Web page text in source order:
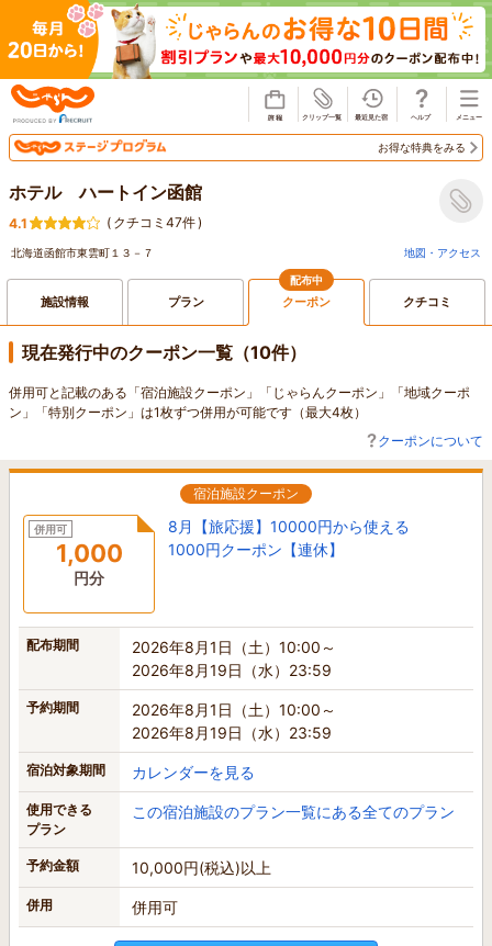
お得な特典をみる
ホテル ハートイン函館
4.1 ( クチコミ47件)
北海道函館市東雲町１３－７ 地図・アクセス
施設情報 プラン
配布中
クーポン クチコミ
現在発行中のクーポン一覧（10件）
併用可と記載のある「宿泊施設クーポン」「じゃらんクーポン」「地域クーポ
ン」「特別クーポン」は1枚ずつ併用が可能です（最大4枚）
クーポンについて
宿泊施設クーポン
併用可
1,000
円分
8月【旅応援】10000円から使える
1000円クーポン【連休】
配布期間
2026年8月1日（土）10:00～
2026年8月19日（水）23:59
予約期間
2026年8月1日（土）10:00～
2026年8月19日（水）23:59
宿泊対象期間 カレンダーを見る
使用できる
プラン
この宿泊施設のプラン一覧にある全てのプラン
予約金額 10,000円(税込)以上
併用 併用可